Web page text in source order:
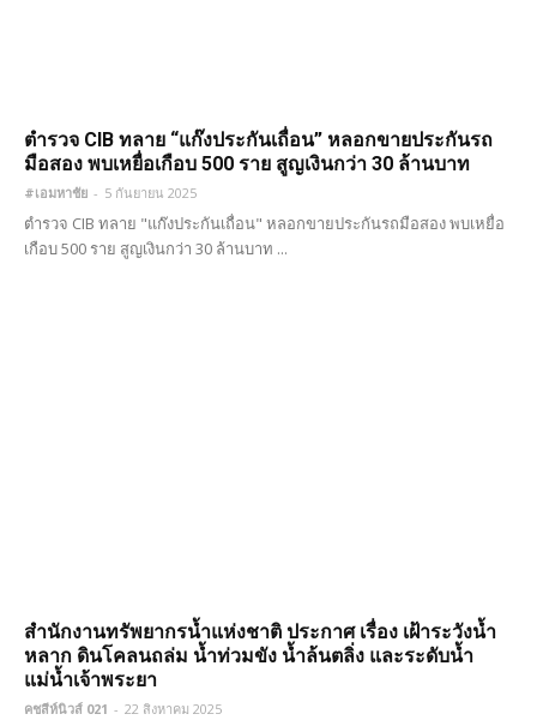
ตำรวจ CIB ทลาย “แก๊งประกันเถื่อน” หลอกขายประกันรถ
มือสอง พบเหยื่อเกือบ 500 ราย สูญเงินกว่า 30 ล้านบาท
#เอมหาชัย - 5 กันยายน 2025
ตำรวจ CIB ทลาย "แก๊งประกันเถื่อน" หลอกขายประกันรถมือสอง พบเหยื่อ
เกือบ 500 ราย สูญเงินกว่า 30 ล้านบาท ...
สำนักงานทรัพยากรน้ำแห่งชาติ ประกาศ เรื่อง เฝ้าระวังน้ำ
หลาก ดินโคลนถล่ม น้ำท่วมขัง น้ำล้นตลิ่ง และระดับน้ำ
แม่น้ำเจ้าพระยา
คชสีห์นิวส์ 021 - 22 สิงหาคม 2025